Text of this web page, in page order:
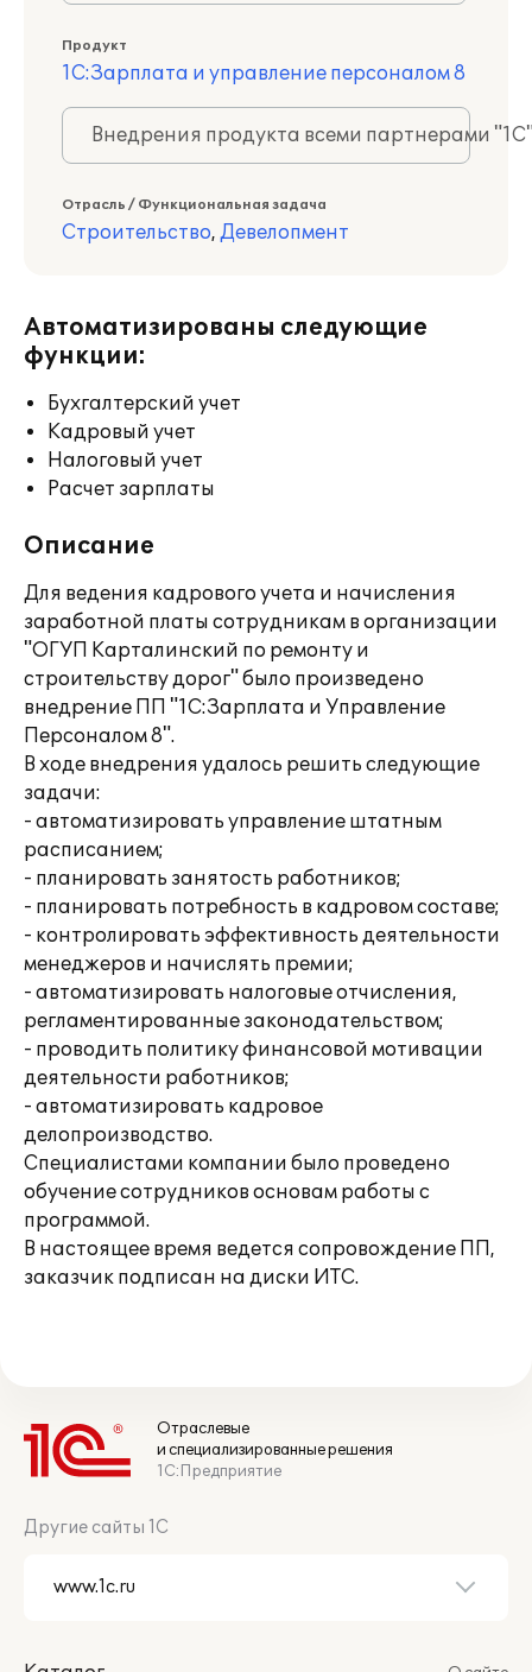
Продукт
1С:Зарплата и управление персоналом 8
Внедрения продукта всеми партнерами
Отрасль / Функциональная задача
Строительство, Девелопмент
Автоматизированы следующие
функции:
Бухгалтерский учет
Кадровый учет
Налоговый учет
Расчет зарплаты
Описание
Для ведения кадрового учета и начисления
заработной платы сотрудникам в организации
"ОГУП Карталинский по ремонту и
строительству дорог" было произведено
внедрение ПП "1С:Зарплата и Управление
Персоналом 8".
В ходе внедрения удалось решить следующие
задачи:
- автоматизировать управление штатным
расписанием;
- планировать занятость работников;
- планировать потребность в кадровом составе;
- контролировать эффективность деятельности
менеджеров и начислять премии;
- автоматизировать налоговые отчисления,
регламентированные законодательством;
- проводить политику финансовой мотивации
деятельности работников;
- автоматизировать кадровое
делопроизводство.
Специалистами компании было проведено
обучение сотрудников основам работы с
программой.
В настоящее время ведется сопровождение ПП,
заказчик подписан на диски ИТС.
Отраслевые
и специализированные решения
1С:Предприятие
Другие сайты 1С